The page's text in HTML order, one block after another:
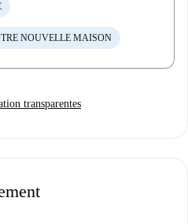
NOUVELLE MAISON
transparentes